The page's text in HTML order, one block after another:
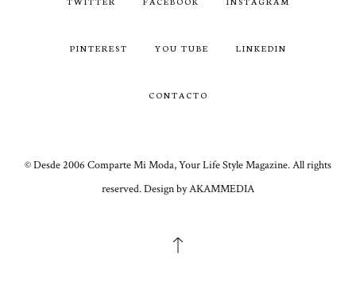
PINTEREST YOU TUBE LINKEDIN
CONTACTO
© Desde 2006 Comparte Mi Moda, Your Life Style Magazine. All rights
reserved. Design by AKAMMEDIA